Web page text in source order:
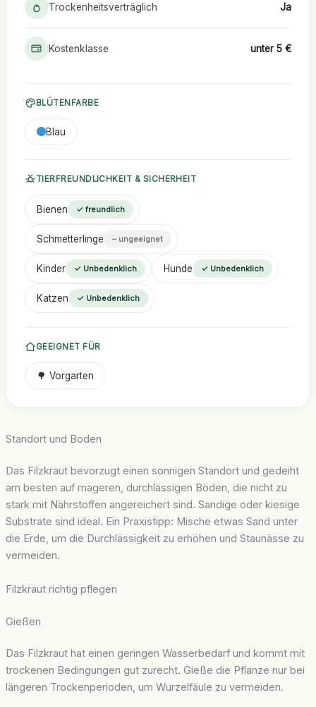
Trockenheitsverträglich Ja
Kostenklasse unter 5 €
BLÜTENFARBE
Blau
TIERFREUNDLICHKEIT & SICHERHEIT
Bienen ✓ freundlich
Schmetterlinge – ungeeignet
Kinder ✓ Unbedenklich Hunde ✓ Unbedenklich
Katzen ✓ Unbedenklich
GEEIGNET FÜR
🌳 Vorgarten
Standort und Boden
Das Filzkraut bevorzugt einen sonnigen Standort und gedeiht
am besten auf mageren, durchlässigen Böden, die nicht zu
stark mit Nährstoffen angereichert sind. Sandige oder kiesige
Substrate sind ideal. Ein Praxistipp: Mische etwas Sand unter
die Erde, um die Durchlässigkeit zu erhöhen und Staunässe zu
vermeiden.
Filzkraut richtig pflegen
Gießen
Das Filzkraut hat einen geringen Wasserbedarf und kommt mit
trockenen Bedingungen gut zurecht. Gieße die Pflanze nur bei
längeren Trockenperioden, um Wurzelfäule zu vermeiden.